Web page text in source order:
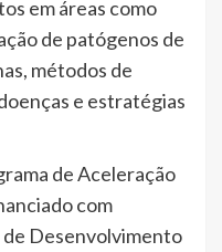
em áreas como
de patógenos de
métodos de
e estratégias
de Aceleração
com
Desenvolvimento